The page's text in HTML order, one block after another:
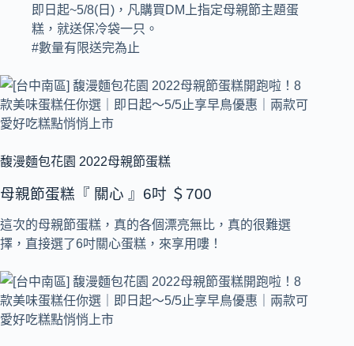
即日起~5/8(日)，凡購買DM上指定母親節主題蛋
糕，就送保冷袋一只。
#數量有限送完為止
馥漫麵包花園 2022母親節蛋糕
母親節蛋糕『 關心 』6吋 ＄700
這次的母親節蛋糕，真的各個漂亮無比，真的很難選
擇，直接選了6吋關心蛋糕，來享用嘍！